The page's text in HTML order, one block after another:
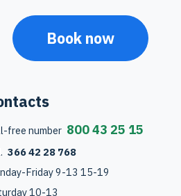
Book now
free number 800 43 25 15
366 42 28 768
Friday 9-13 15-19
10-13